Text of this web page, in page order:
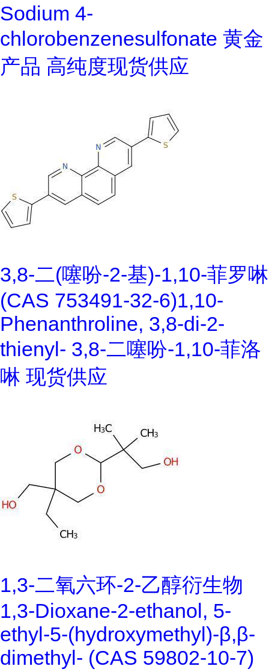
Sodium 4-
chlorobenzenesulfonate 黄金
产品 高纯度现货供应
3,8-二(噻吩-2-基)-1,10-菲罗啉
(CAS 753491-32-6)1,10-
Phenanthroline, 3,8-di-2-
thienyl- 3,8-二噻吩-1,10-菲洛
啉 现货供应
1,3-二氧六环-2-乙醇衍生物
1,3-Dioxane-2-ethanol, 5-
ethyl-5-(hydroxymethyl)-β,β-
dimethyl- (CAS 59802-10-7)